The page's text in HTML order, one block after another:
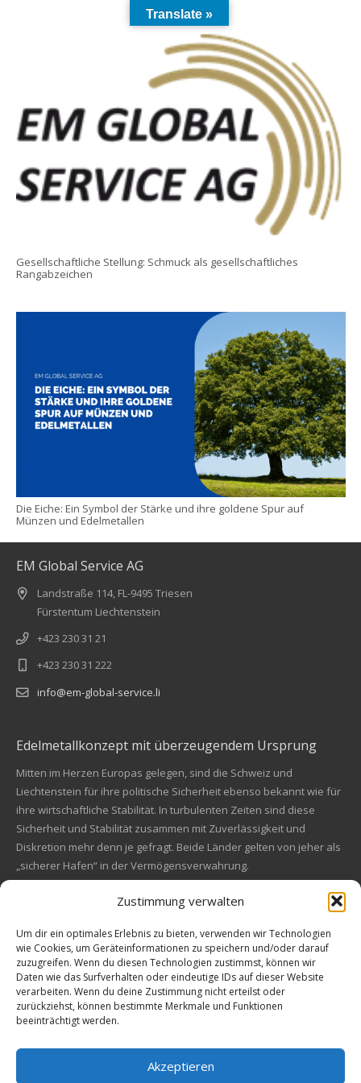
Zustimmung verwalten
Um dir ein optimales Erlebnis zu bieten, verwenden wir Technologien
wie Cookies, um Geräteinformationen zu speichern und/oder darauf
zuzugreifen. Wenn du diesen Technologien zustimmst, können wir
Daten wie das Surfverhalten oder eindeutige IDs auf dieser Website
verarbeiten. Wenn du deine Zustimmung nicht erteilst oder
zurückziehst, können bestimmte Merkmale und Funktionen
beeinträchtigt werden.
Akzeptieren
Gesellschaftliche Stellung: Schmuck als gesellschaftliches
Rangabzeichen
Die Eiche: Ein Symbol der Stärke und ihre goldene Spur auf
Münzen und Edelmetallen
EM Global Service AG
Landstraße 114, FL-9495 Triesen
Fürstentum Liechtenstein
+423 230 31 21
+423 230 31 222
info@em-global-service.li
Edelmetallkonzept mit überzeugendem Ursprung
Mitten im Herzen Europas gelegen, sind die Schweiz und
Liechtenstein für ihre politische Sicherheit ebenso bekannt wie für
ihre wirtschaftliche Stabilität. In turbulenten Zeiten sind diese
Sicherheit und Stabilität zusammen mit Zuverlässigkeit und
Diskretion mehr denn je gefragt. Beide Länder gelten von jeher als
„sicherer Hafen“ in der Vermögensverwahrung.
Financial concept of convincing origin
Located in the heart of Europe, Switzerland and Liechtenstein are
also known for their political safety as for their economic stability.
In these turbulent times, security and stability along with reliability
and discretion are more in demand than ever. Both countries are
always a "safe haven" in asset safe.
© 2009-2026 All rights reserved. EM Global Service AG
Translate »
Kundenbewertungen und Erfahrungen zu
EM Global Service AG